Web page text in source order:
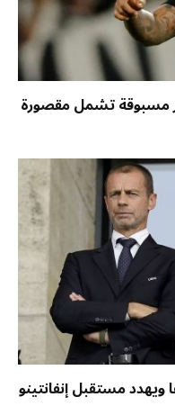
مسبوقة تشمل مقصورة
مستقبل إنفانتينو